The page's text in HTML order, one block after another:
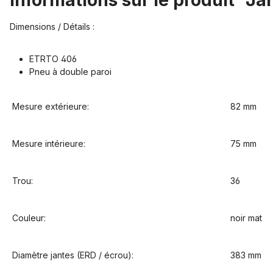
Dimensions / Détails :
ETRTO 406
Pneu à double paroi
Mesure extérieure: 82 mm
Mesure intérieure: 75 mm
Trou: 36
Couleur: noir mat
Diamètre jantes (ERD / écrou): 383 mm